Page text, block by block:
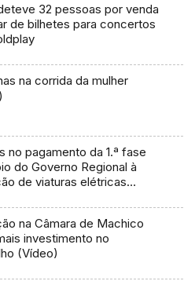
32 pessoas por venda
de bilhetes para concertos
na corrida da mulher
no pagamento da 1.ª fase
do Governo Regional à
de viaturas elétricas
na Câmara de Machico
investimento no
(Vídeo)